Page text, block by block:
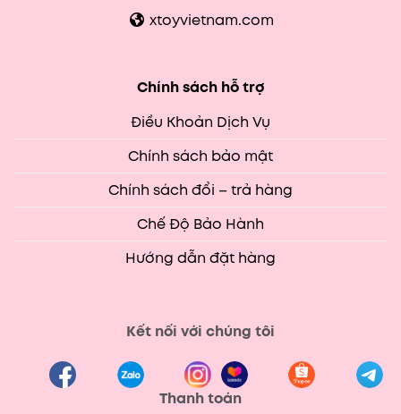
xtoyvietnam.com
Chính sách hỗ trợ
Điều Khoản Dịch Vụ
Chính sách bảo mật
Chính sách đổi – trả hàng
Chế Độ Bảo Hành
Hướng dẫn đặt hàng
Kết nối với chúng tôi
Thanh toán